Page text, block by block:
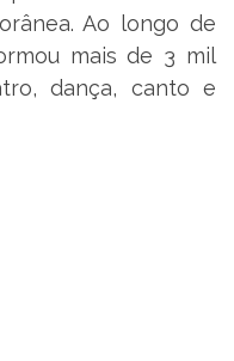
Ao longo de
mais de 3 mil
dança, canto e